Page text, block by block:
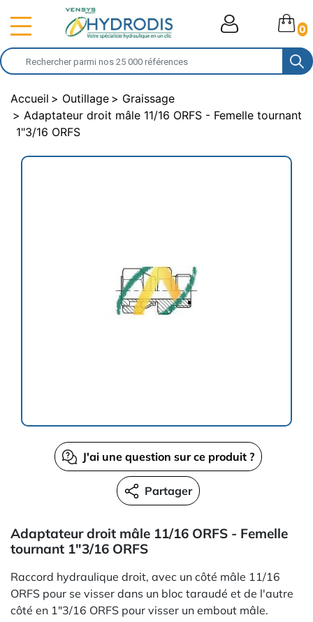
0
Accueil Outillage
Graissage
Adaptateur droit mâle 11/16 ORFS - Femelle tournant
1"3/16 ORFS
J'ai une question sur ce produit ?
Partager
Adaptateur droit mâle 11/16 ORFS - Femelle
tournant 1"3/16 ORFS
Raccord hydraulique droit, avec un côté mâle 11/16
ORFS pour se visser dans un bloc taraudé et de l'autre
côté en 1"3/16 ORFS pour visser un embout mâle.